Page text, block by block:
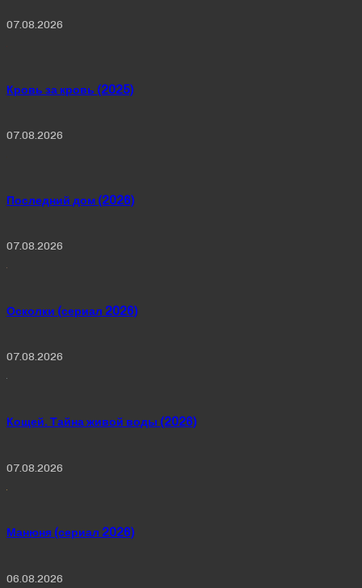
07.08.2026
Кровь за кровь (2025)
07.08.2026
Последний дом (2026)
07.08.2026
Осколки (сериал 2026)
07.08.2026
Кощей. Тайна живой воды (2026)
07.08.2026
Манюня (сериал 2026)
06.08.2026